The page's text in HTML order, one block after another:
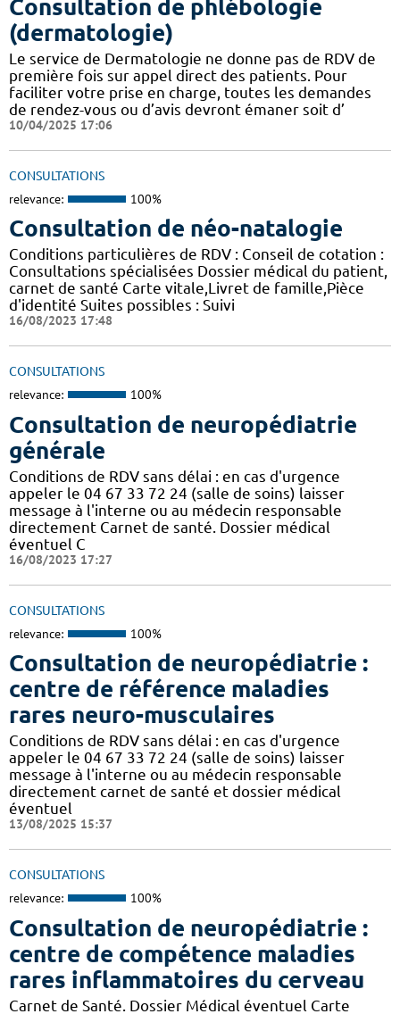
Consultation de phlébologie
(dermatologie)
Le service de Dermatologie ne donne pas de RDV de
première fois sur appel direct des patients. Pour
faciliter votre prise en charge, toutes les demandes
de rendez-vous ou d’avis devront émaner soit d’
10/04/2025 17:06
CONSULTATIONS
relevance: 100%
Consultation de néo-natalogie
Conditions particulières de RDV : Conseil de cotation :
Consultations spécialisées Dossier médical du patient,
carnet de santé Carte vitale,Livret de famille,Pièce
d'identité Suites possibles : Suivi
16/08/2023 17:48
CONSULTATIONS
relevance: 100%
Consultation de neuropédiatrie
générale
Conditions de RDV sans délai : en cas d'urgence
appeler le 04 67 33 72 24 (salle de soins) laisser
message à l'interne ou au médecin responsable
directement Carnet de santé. Dossier médical
éventuel C
16/08/2023 17:27
CONSULTATIONS
relevance: 100%
Consultation de neuropédiatrie :
centre de référence maladies
rares neuro-musculaires
Conditions de RDV sans délai : en cas d'urgence
appeler le 04 67 33 72 24 (salle de soins) laisser
message à l'interne ou au médecin responsable
directement carnet de santé et dossier médical
éventuel
13/08/2025 15:37
CONSULTATIONS
relevance: 100%
Consultation de neuropédiatrie :
centre de compétence maladies
rares inflammatoires du cerveau
Carnet de Santé. Dossier Médical éventuel Carte